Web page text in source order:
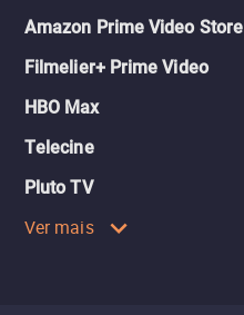
Amazon Prime Video Store
Filmelier+ Prime Video
HBO Max
Telecine
Pluto TV
Ver mais